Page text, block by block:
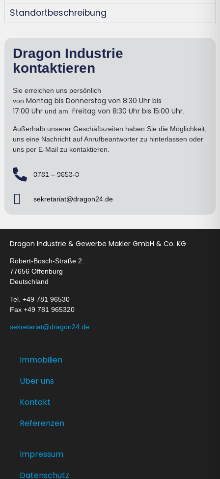
Standortbeschreibung
Dragon Industrie
kontaktieren
Sie erreichen uns persönlich
vonMontag bis Donnerstagvon 8:30 Uhr bis
17:00 Uhr und amFreitag von 8:30 Uhr bis 15:00 Uhr.
Außerhalb unserer Geschäftszeiten haben Sie die Möglichkeit,
uns eine Nachricht auf Anrufbeantworter zu hinterlassen oder
uns per E-Mail zu kontaktieren.
0781 – 9653-0
sekretariat@dragon24.de
Dragon Industrie & Gewerbe Makler GmbH & Co. KG
Robert-Bosch-Straße 2
77656 Offenburg
Deutschland
Tel. +49 781 96530
Fax +49 781 965320
sekretariat@dragon24.de
Immobilien
Über uns
Kontakt
Referenzen
Impressum
Datenschutz